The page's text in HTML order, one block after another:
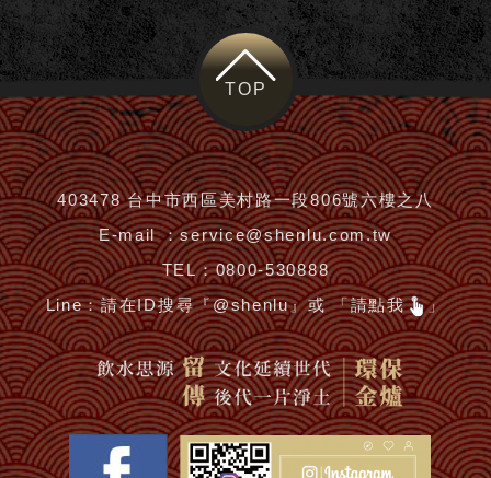
TOP
403478 台中市西區美村路一段806號六樓之八
E-mail ：service@shenlu.com.tw
TEL：0800-530888
Line：請在ID搜尋『@shenlu』或 「請點我 」